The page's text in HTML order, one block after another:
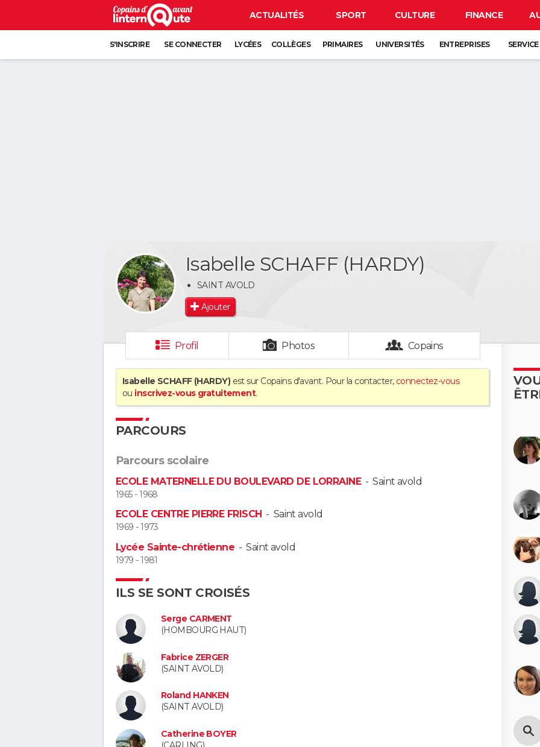
ACTUALITÉS SPORT CULTURE FINANCE
S'INSCRIRE SE CONNECTER LYCÉES COLLÈGES PRIMAIRES UNIVERSITÉS ENTREPRISES
Isabelle SCHAFF (HARDY)
SAINT AVOLD
Ajouter
Profil Photos Copains
Isabelle SCHAFF (HARDY) est sur Copains d'avant. Pour la contacter, connectez-vous
ou inscrivez-vous gratuitement.
PARCOURS
Parcours scolaire
ECOLE MATERNELLE DU BOULEVARD DE LORRAINE-Saint avold
1965 - 1968
ECOLE CENTRE PIERRE FRISCH - Saint avold
1969 - 1973
Lycée Sainte-chrétienne -Saint avold
1979 - 1981
ILS SE SONT CROISÉS
Serge CARMENT
(HOMBOURG HAUT)
Fabrice ZERGER
(SAINT AVOLD)
Roland HANKEN
(SAINT AVOLD)
Catherine BOYER